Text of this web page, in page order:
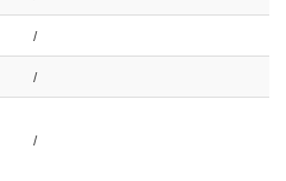
/
/
/